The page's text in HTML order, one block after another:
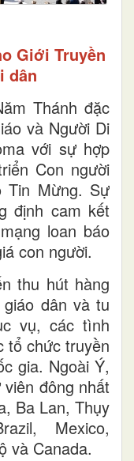
Giới Truyền
dân
Thánh đặc
và Người Di
với sự hợp
Con người
Tin Mừng. Sự
định cam kết
loan báo
con người.
thu hút hàng
dân và tu
vụ, các tình
tổ chức truyền
gia. Ngoài Ý,
đông nhất
Ba Lan, Thụy
Mexico,
và Canada.